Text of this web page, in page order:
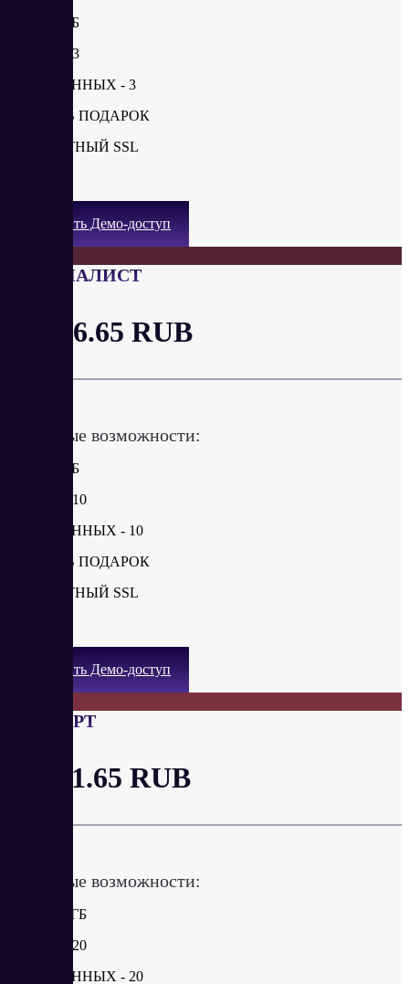
ДИСК 3 ГБ
САЙТЫ - 3
БАЗЫ ДАННЫХ - 3
ДОМЕН В ПОДАРОК
БЕСПЛАТНЫЙ SSL
Получить Демо-доступ
СПЕЦИАЛИСТ
от 126.65 RUB
Ключевые возможности:
ДИСК 5 ГБ
САЙТЫ - 10
БАЗЫ ДАННЫХ - 10
ДОМЕН В ПОДАРОК
БЕСПЛАТНЫЙ SSL
Получить Демо-доступ
ЭКСПЕРТ
от 211.65 RUB
Ключевые возможности:
ДИСК 10 ГБ
САЙТЫ - 20
БАЗЫ ДАННЫХ - 20